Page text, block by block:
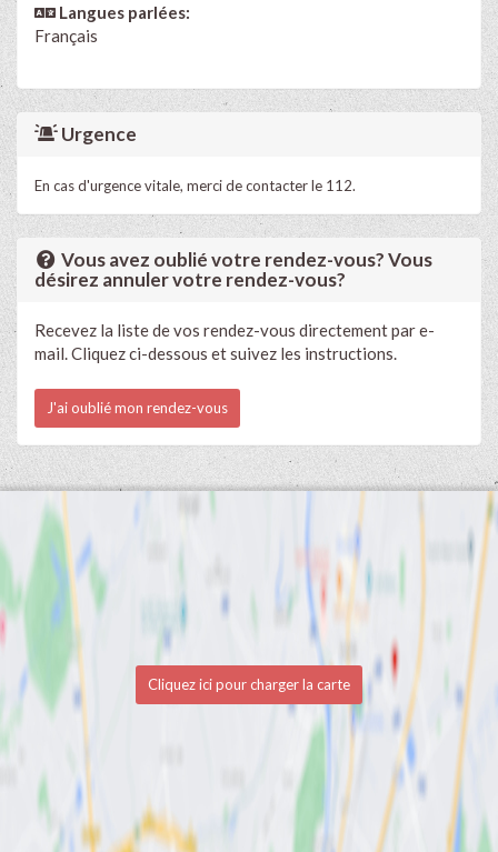
Langues parlées:
Français
Urgence
En cas d'urgence vitale, merci de contacter le 112.
Vous avez oublié votre rendez-vous? Vous
désirez annuler votre rendez-vous?
Recevez la liste de vos rendez-vous directement par e-
mail. Cliquez ci-dessous et suivez les instructions.
J'ai oublié mon rendez-vous
Cliquez ici pour charger la carte